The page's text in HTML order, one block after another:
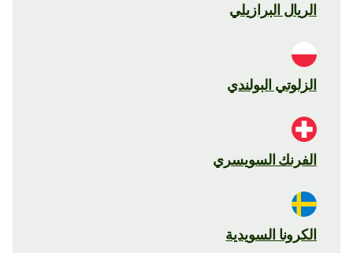
الريال البرازيلي
الزلوتي البولندي
الفرنك السويسري
الكرونا السويدية